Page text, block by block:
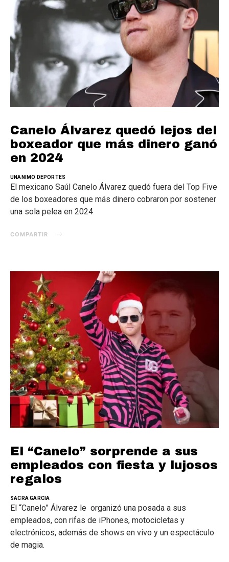
Canelo Álvarez quedó lejos del
boxeador que más dinero ganó
en 2024
UNANIMO DEPORTES
El mexicano Saúl Canelo Álvarez quedó fuera del Top Five
de los boxeadores que más dinero cobraron por sostener
una sola pelea en 2024
COMPARTIR
El “Canelo” sorprende a sus
empleados con fiesta y lujosos
regalos
SACRA GARCIA
El “Canelo” Álvarez le organizó una posada a sus
empleados, con rifas de iPhones, motocicletas y
electrónicos, además de shows en vivo y un espectáculo
de magia.